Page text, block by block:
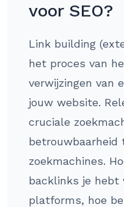
voor SEO?
Link building
het proces van
verwijzingen van
jouw website.
cruciale
betrouwbaarheid
zoekmachines.
backlinks je hebt
platforms, hoe